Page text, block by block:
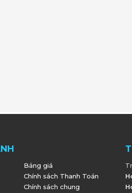
Bảng giá
Chính sách Thanh Toán
Chính sách chung